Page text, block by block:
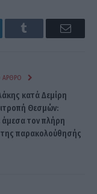
Tumblr Email
κατά Δεμίρη
Θεσμών:
τον πλήρη
παρακολούθησής